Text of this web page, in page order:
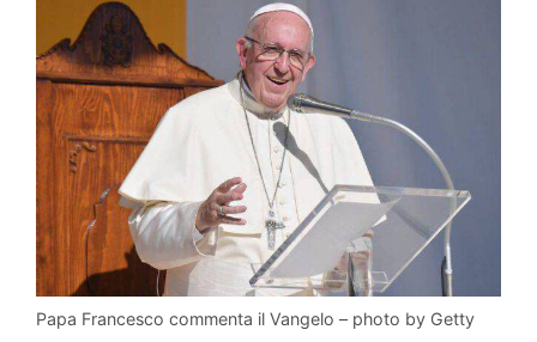
Papa Francesco commenta il Vangelo – photo by Getty